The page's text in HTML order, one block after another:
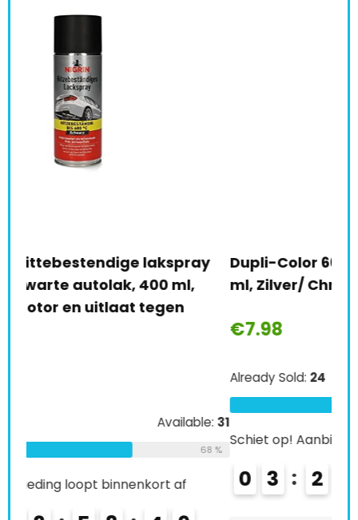
Dupli-Color 665493 Flip-Flop verf, 150
ml, Zilver/ Chroom
Available:36
Schiet op! Aanbieding loopt binnenkort af
0 3 2 3 5 4 8